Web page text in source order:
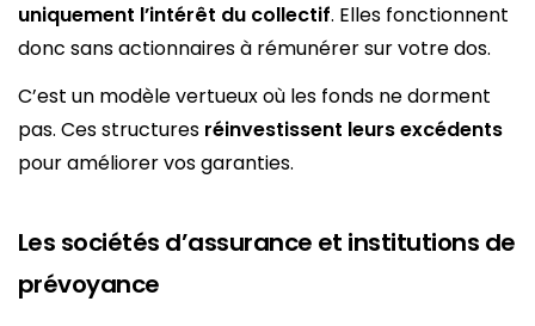
uniquement l’intérêt du collectif. Elles fonctionnent
donc sans actionnaires à rémunérer sur votre dos.
C’est un modèle vertueux où les fonds ne dorment
pas. Ces structures réinvestissent leurs excédents
pour améliorer vos garanties.
Les sociétés d’assurance et institutions de
prévoyance